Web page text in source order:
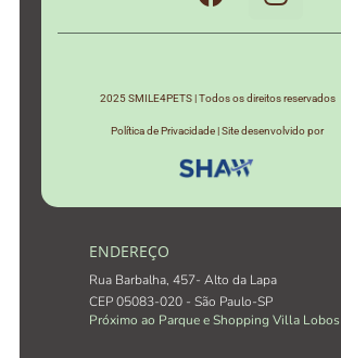
2025 SMILE4PETS | Todos os direitos reservados
Política de Privacidade | Site desenvolvido por
ENDEREÇO
Rua Barbalha, 457- Alto da Lapa
CEP 05083-020 - São Paulo-SP
Próximo ao Parque e Shopping Villa Lobos